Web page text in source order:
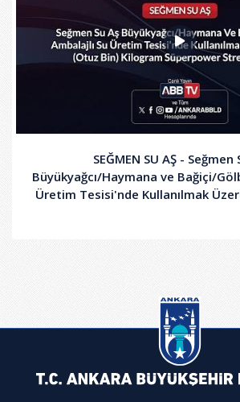
SEĞMEN SU AŞ - Seğmen
Büyükyağcı/Haymana ve Bağiçi/
Üretim Tesisi'nde Kullanılmak
Bin) Kilogram Süperpower